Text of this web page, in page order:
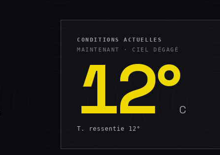
CONDITIONS ACTUELLES
MAINTENANT · CIEL DÉGAGÉ
12°C
T. ressentie 12°